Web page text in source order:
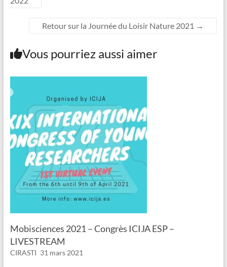
Retour sur la Journée du Loisir Nature 2021 →
Vous pourriez aussi aimer
Mobisciences 2021 – Congrès ICIJA ESP –
LIVESTREAM
CIRASTI 31 mars 2021